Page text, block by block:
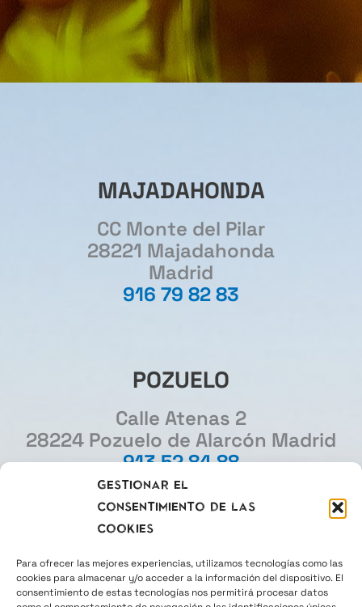
Gestionar el
consentimiento de las
cookies
Para ofrecer las mejores experiencias, utilizamos tecnologías como las
cookies para almacenar y/o acceder a la información del dispositivo. El
consentimiento de estas tecnologías nos permitirá procesar datos
MAJADAHONDA
CC Monte del Pilar
28221 Majadahonda
Madrid
916 79 82 83
POZUELO
Calle Atenas 2
28224 Pozuelo de Alarcón Madrid
913 52 84 88
MADRID
Gourmet Experience
Plaza del Callao 2